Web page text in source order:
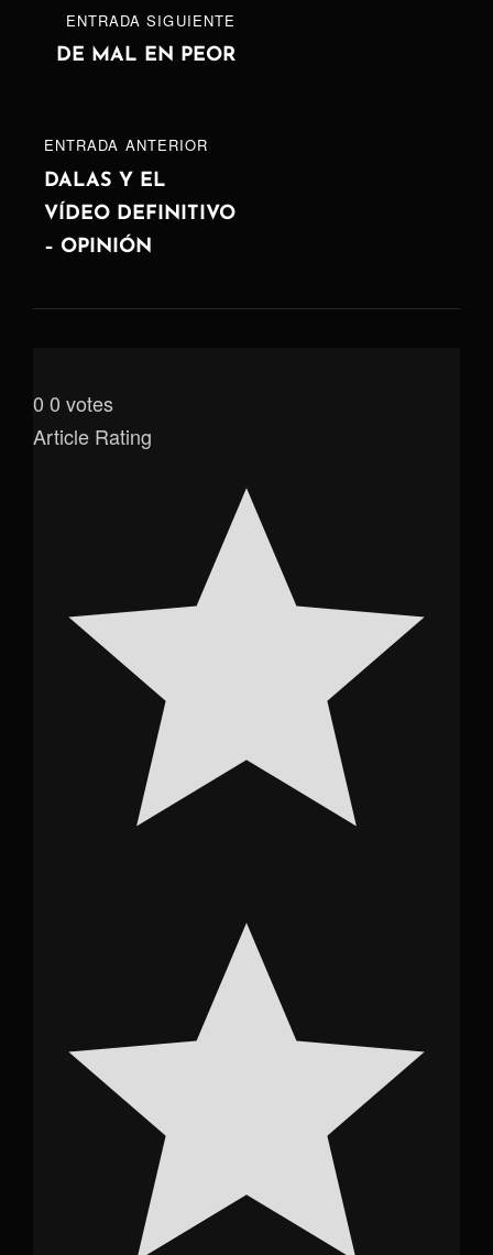
Navegación
de
ENTRADA
ANTERIOR
ENTRADA ANTERIOR
DALAS Y EL
VÍDEO DEFINITIVO
– OPINIÓN
ENTRADA
SIGUIENTE
ENTRADA SIGUIENTE
DE MAL EN PEOR
0 0 votes
Article Rating